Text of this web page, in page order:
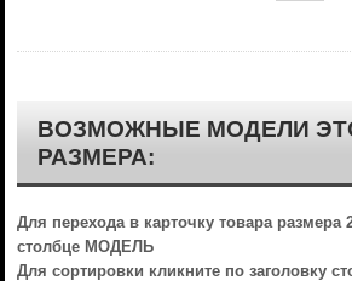
ВОЗМОЖНЫЕ МОДЕЛИ
РАЗМЕРА:
Для перехода в карточку товара размера
столбце МОДЕЛЬ
Для сортировки кликните по заголовку